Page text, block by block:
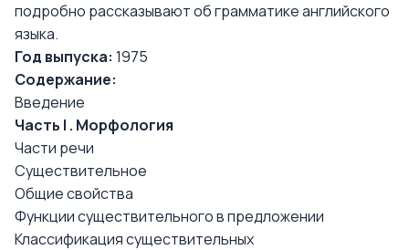
подробно рассказывают об грамматике английского
языка.
Год выпуска: 1975
Содержание:
Введение
Часть I . Морфология
Части речи
Существительное
Общие свойства
Функции существительного в предложении
Классификация существительных